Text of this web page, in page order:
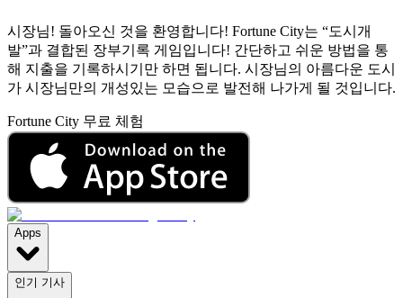
시장님! 돌아오신 것을 환영합니다! Fortune City는 “도시개
발”과 결합된 장부기록 게임입니다! 간단하고 쉬운 방법을 통
해 지출을 기록하시기만 하면 됩니다. 시장님의 아름다운 도시
가 시장님만의 개성있는 모습으로 발전해 나가게 될 것입니다.
Fortune City 무료 체험
Apps
인기 기사